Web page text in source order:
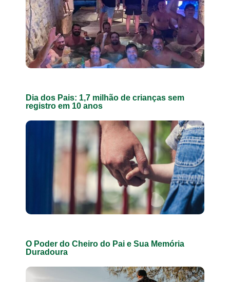
Dia dos Pais: 1,7 milhão de crianças sem
registro em 10 anos
O Poder do Cheiro do Pai e Sua Memória
Duradoura